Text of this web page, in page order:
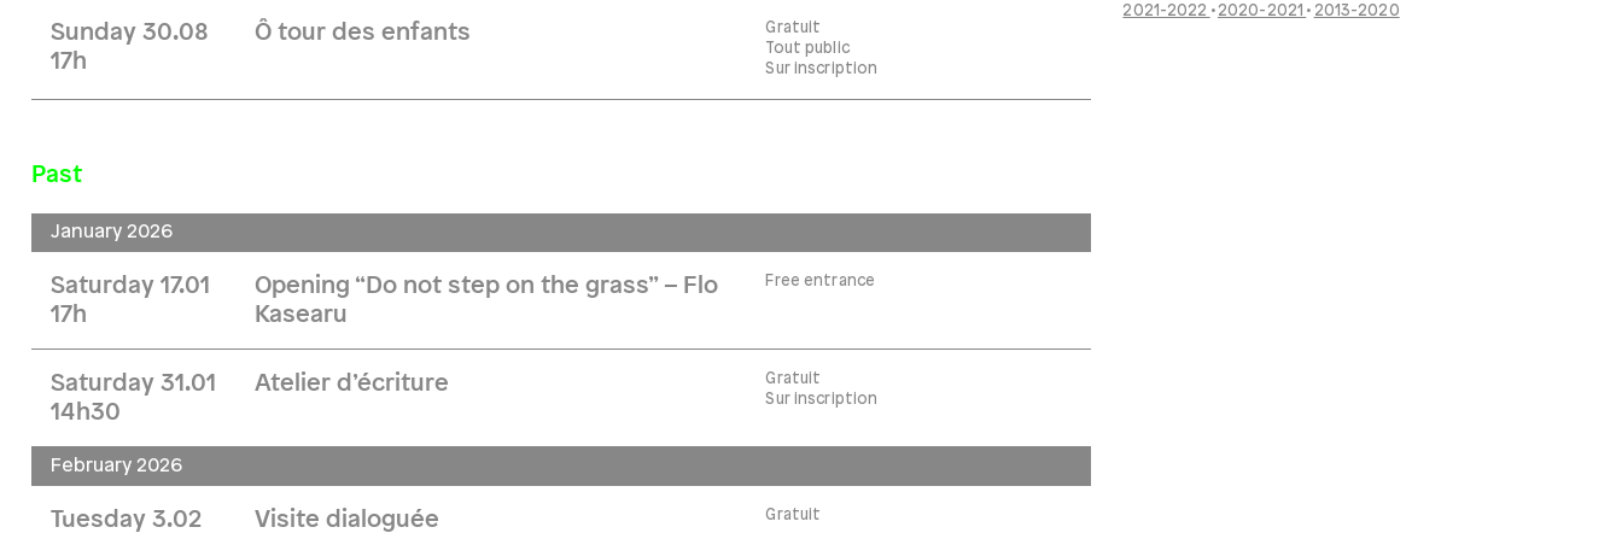
Sunday 30.08
17h
Ô tour des enfants
Gratuit
Tout public
Sur inscription
Past
January 2026
Saturday 17.01
17h
Opening “Do not step on the grass” – Flo
Kasearu
Free entrance
Saturday 31.01
14h30
Atelier d’écriture
Gratuit
Sur inscription
February 2026
Tuesday 3.02
Visite dialoguée Gratuit
2021-2022
2020-2021 2013-2020